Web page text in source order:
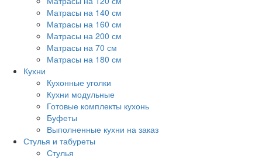
Матрасы на 140 см
Матрасы на 160 см
Матрасы на 200 см
Матрасы на 70 см
Матрасы на 180 см
Кухни
Кухонные уголки
Кухни модульные
Готовые комплекты кухонь
Буфеты
Выполненные кухни на заказ
Стулья и табуреты
Стулья